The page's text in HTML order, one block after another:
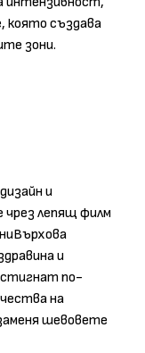
която създава
зони.
и
лепящ филм
и
по-
на
шевовете